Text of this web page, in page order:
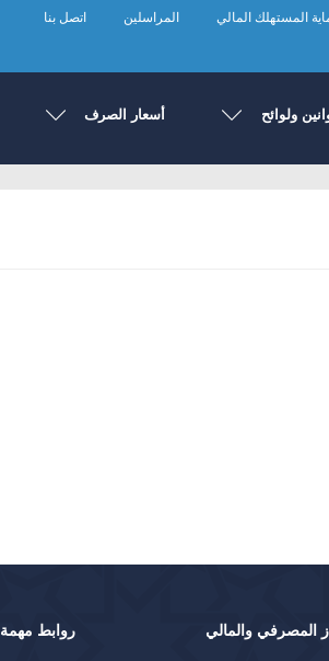
المستهلك المالي المراسلين اتصل بنا
ولوائح أسعار الصرف
المصرفي والمالي روابط مهمة